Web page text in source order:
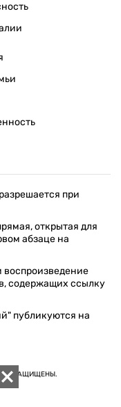
при
открытая для
абзаце на
воспроизведение
содержащих ссылку
публикуются на
ЗАЩИЩЕНЫ.